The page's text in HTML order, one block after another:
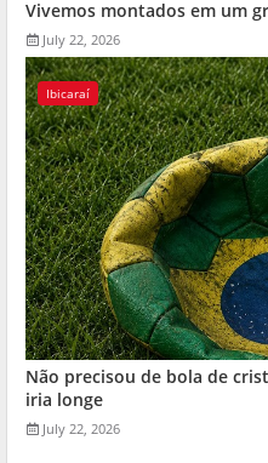
Vivemos montados em um
July 22, 2026
Ibicaraí
Não precisou de bola de
iria longe
July 22, 2026